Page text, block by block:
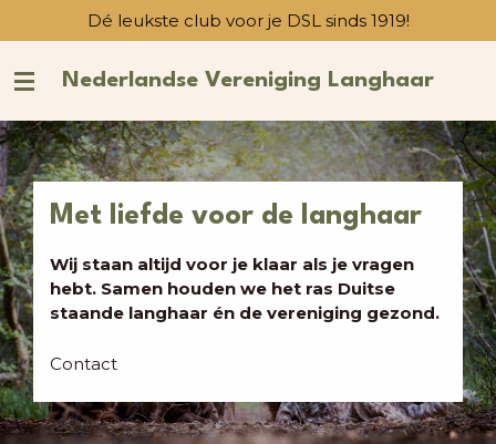
direct
naar
de
hoofdinhoud
Dé leukste club voor je DSL sinds 1919!
Nederlandse Vereniging Langhaar
Met liefde voor de langhaar
Wij staan altijd voor je klaar als je vragen
hebt. Samen houden we het ras Duitse
staande langhaar én de vereniging gezond.
Contact